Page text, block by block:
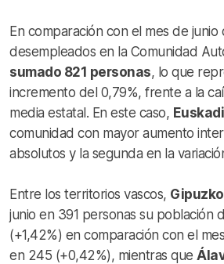
En comparación con el mes de
desempleados en la Comunidad
sumado 821 personas, lo que
incremento del 0,79%, frente a la
media estatal. En este caso, Euskadi
comunidad con mayor aumento
absolutos y la segunda en la
Entre los territorios vascos,
junio en 391 personas su población
(+1,42%) en comparación con el
en 245 (+0,42%), mientras que